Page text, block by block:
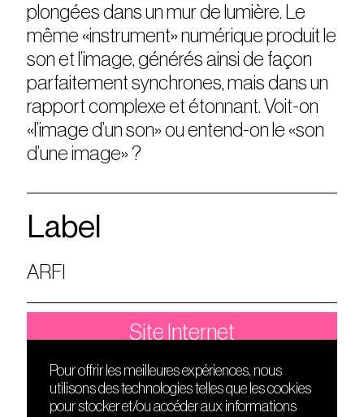
privatisations
plongées dans un mur de lumière. Le
même «instrument» numérique produit le
son et l’image, générés ainsi de façon
parfaitement synchrones, mais dans un
rapport complexe et étonnant. Voit-on
«l’image d’un son» ou entend-on le «son
d’une image» ?
Label
ARFI
Site Internet
DÉCOUVRIR
Le lieu
FRIENDS
Nuits sonores
Pour offrir les meilleures expériences, nous
utilisons des technologies telles que les cookies
pour stocker et/ou accéder aux informations